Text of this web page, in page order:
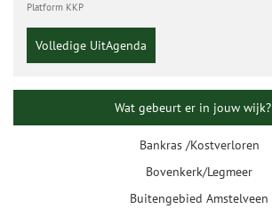
Platform KKP
Volledige UitAgenda
Wat gebeurt er in jouw wijk?
Bankras /Kostverloren
Bovenkerk/Legmeer
Buitengebied Amstelveen